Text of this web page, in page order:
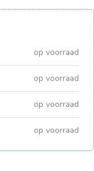
op voorraad
op voorraad
op voorraad
op voorraad